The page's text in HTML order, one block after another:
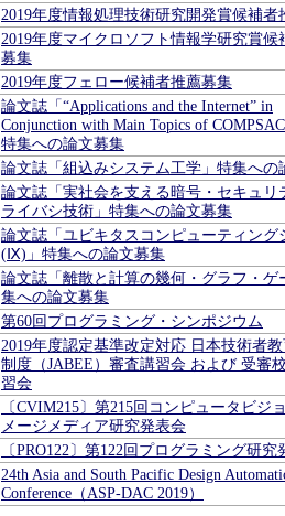
2019年度情報処理技術研究開発賞候補者
2019年度マイクロソフト情報学研究賞候
募集
2019年度フェロー候補者推薦募集
論文誌「“Applications and the Internet” in
Conjunction with Main Topics of
特集への論文募集
論文誌「組込みシステム工学」特集への
論文誌「実社会を支える暗号・セキュリ
ライバシ技術」特集への論文募集
論文誌「ユビキタスコンピューティング
(Ⅸ)」特集への論文募集
論文誌「離散と計算の幾何・グラフ・ゲ
集への論文募集
第60回プログラミング・シンポジウム
2019年度認定基準改定対応 日本技術者
制度（JABEE）審査講習会 および 受審
習会
〔CVIM215〕第215回コンピュータビジ
メージメディア研究発表会
〔PRO122〕第122回プログラミング研究
24th Asia and South Pacific Design
Conference（ASP-DAC 2019）